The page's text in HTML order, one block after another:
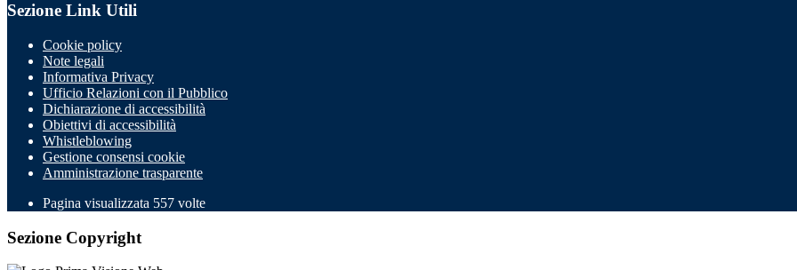
Sezione Link Utili
Cookie policy
Note legali
Informativa Privacy
Ufficio Relazioni con il Pubblico
Dichiarazione di accessibilità
Obiettivi di accessibilità
Whistleblowing
Gestione consensi cookie
Amministrazione trasparente
Pagina visualizzata 557 volte
Sezione Copyright